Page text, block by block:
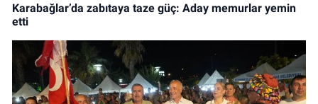
Karabağlar’da zabıtaya taze güç: Aday memurlar yemin
etti